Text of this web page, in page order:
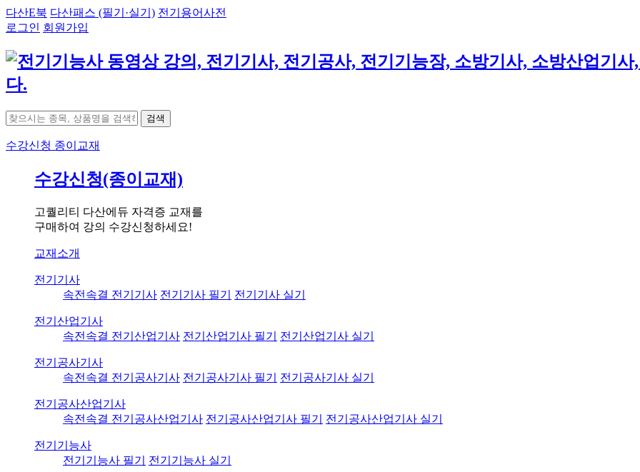
다산E북 다산패스 (필기·실기) 전기용어사전
로그인 회원가입
검색
수강신청 종이교재
수강신청(종이교재)
고퀄리티 다산에듀 자격증 교재를
구매하여 강의 수강신청하세요!
교재소개
전기기사
속전속결 전기기사 전기기사 필기 전기기사 실기
전기산업기사
속전속결 전기산업기사 전기산업기사 필기 전기산업기사 실기
전기공사기사
속전속결 전기공사기사 전기공사기사 필기 전기공사기사 실기
전기공사산업기사
속전속결 전기공사산업기사 전기공사산업기사 필기 전기공사산업기사 실기
전기기능사
전기기능사 필기
전기기능사 실기